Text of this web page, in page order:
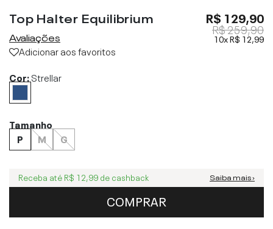
Top Halter Equilibrium
Avaliações
Adicionar aos favoritos
R$ 129,90
R$ 259,90
10xR$ 12,99
Cor:Strellar
Tamanho
P
M G
Receba até R$ 12,99 de cashback Saiba mais ›
COMPRAR